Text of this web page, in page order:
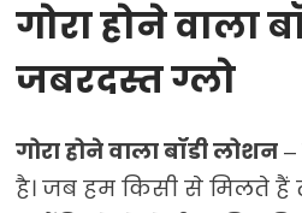
गोरा होने वाला
जबरदस्त ग्लो
गोरा होने वाला बॉडी लोशन –
है। जब हम किसी से मिलते हैं